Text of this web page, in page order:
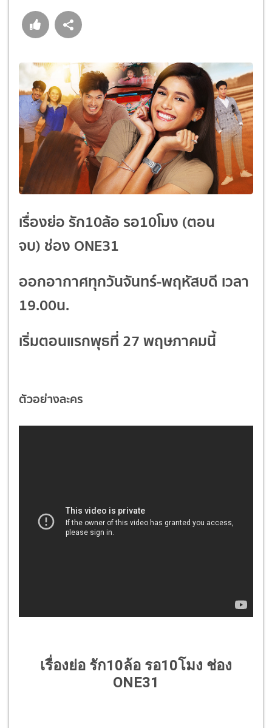
เรื่องย่อ รัก10ล้อ รอ10โมง (ตอน
จบ) ช่อง ONE31
ออกอากาศทุกวันจันทร์-พฤหัสบดี เวลา
19.00น.
เริ่มตอนแรกพุธที่ 27พฤษภาคมนี้
ตัวอย่างละคร
เรื่องย่อ รัก10ล้อ รอ10โมง ช่อง
ONE31